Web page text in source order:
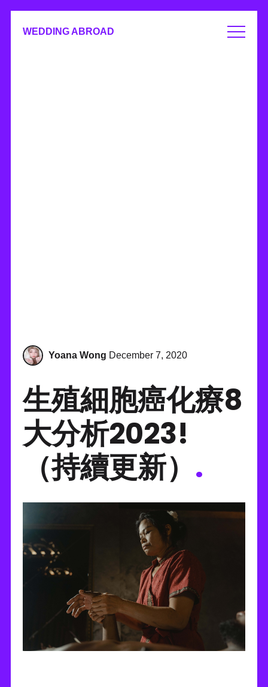
WEDDING ABROAD
Yoana Wong December 7, 2020
生殖細胞癌化療8
大分析2023!
（持續更新） .